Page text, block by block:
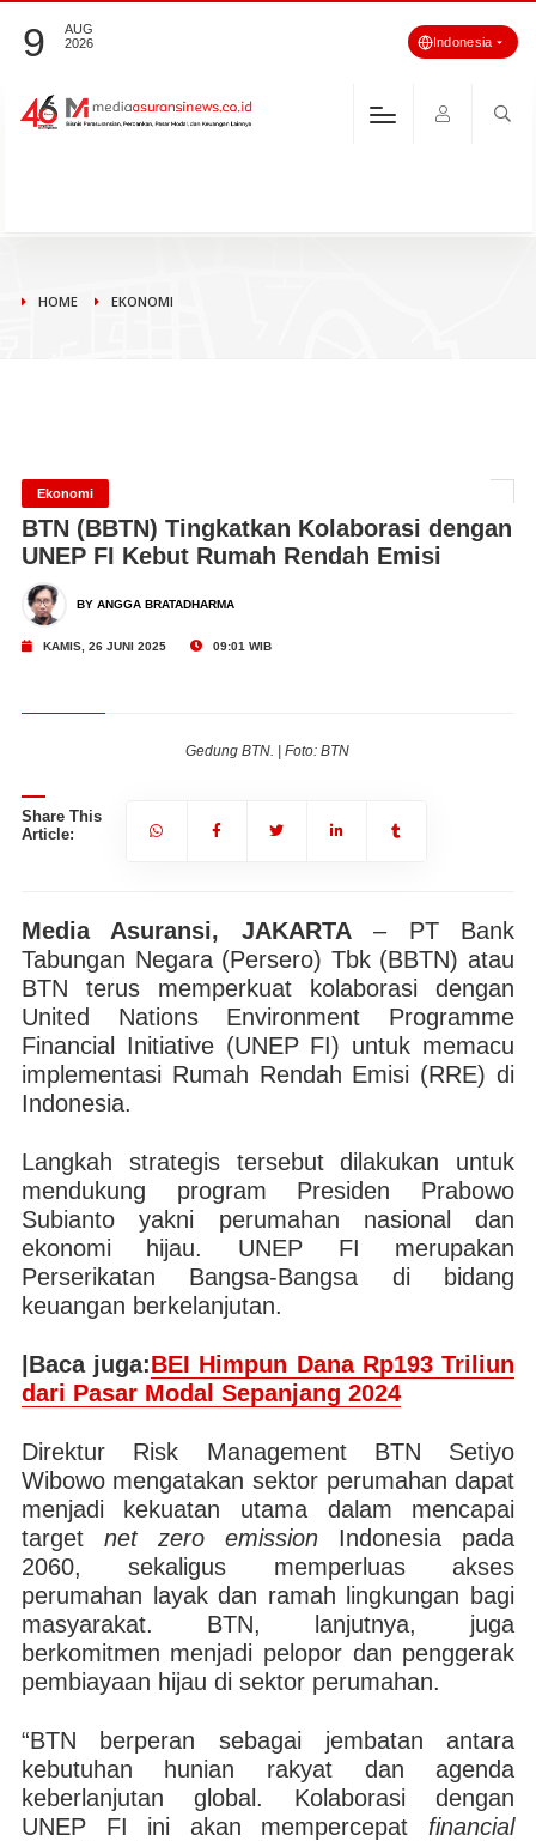
9
AUG
2026
Indonesia
HOME EKONOMI
Ekonomi
BTN (BBTN) Tingkatkan Kolaborasi dengan
UNEP FI Kebut Rumah Rendah Emisi
BY ANGGA BRATADHARMA
KAMIS, 26 JUNI 2025 09:01 WIB
Gedung BTN. | Foto: BTN
Share This
Article:
Media Asuransi, JAKARTA– PT Bank
Tabungan Negara (Persero) Tbk (BBTN) atau
BTN terus memperkuat kolaborasi dengan
United Nations Environment Programme
Financial Initiative (UNEP FI) untuk memacu
implementasi Rumah Rendah Emisi (RRE) di
Indonesia.
Langkah strategis tersebut dilakukan untuk
mendukung program Presiden Prabowo
Subianto yakni perumahan nasional dan
ekonomi hijau. UNEP FI merupakan
Perserikatan Bangsa-Bangsa di bidang
keuangan berkelanjutan.
|Baca juga:BEI Himpun Dana Rp193 Triliun
dari Pasar Modal Sepanjang 2024
Direktur Risk Management BTN Setiyo
Wibowo mengatakan sektor perumahan dapat
menjadi kekuatan utama dalam mencapai
target net zero emission Indonesia pada
2060, sekaligus memperluas akses
perumahan layak dan ramah lingkungan bagi
masyarakat. BTN, lanjutnya, juga
berkomitmen menjadi pelopor dan penggerak
pembiayaan hijau di sektor perumahan.
“BTN berperan sebagai jembatan antara
kebutuhan hunian rakyat dan agenda
keberlanjutan global. Kolaborasi dengan
UNEP FI ini akan mempercepat financial